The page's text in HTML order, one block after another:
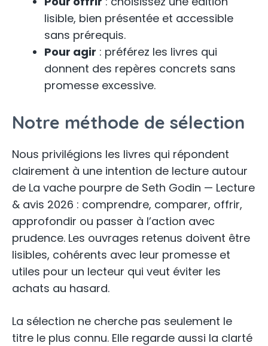
lisible, bien présentée et accessible
sans prérequis.
Pour agir : préférez les livres qui
donnent des repères concrets sans
promesse excessive.
Notre méthode de sélection
Nous privilégions les livres qui répondent
clairement à une intention de lecture autour
de La vache pourpre de Seth Godin — Lecture
& avis 2026 : comprendre, comparer, offrir,
approfondir ou passer à l’action avec
prudence. Les ouvrages retenus doivent être
lisibles, cohérents avec leur promesse et
utiles pour un lecteur qui veut éviter les
achats au hasard.
La sélection ne cherche pas seulement le
titre le plus connu. Elle regarde aussi la clarté